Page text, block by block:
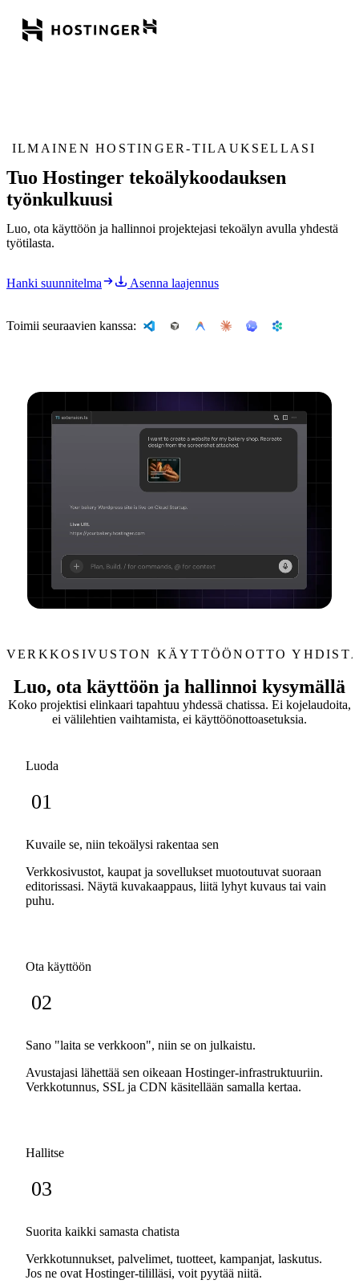
ILMAINEN HOSTINGER-TILAUKSELLASI
Tuo Hostinger tekoälykoodauksen
työnkulkuusi
Luo, ota käyttöön ja hallinnoi projektejasi tekoälyn avulla yhdestä
työtilasta.
Hanki suunnitelma Asenna laajennus
Toimii seuraavien kanssa:
VERKKOSIVUSTON KÄYTTÖÖNOTTO
Luo, ota käyttöön ja hallinnoi kysymällä
Koko projektisi elinkaari tapahtuu yhdessä chatissa. Ei kojelaudoita,
ei välilehtien vaihtamista, ei käyttöönottoasetuksia.
Luoda
01
Kuvaile se, niin tekoälysi rakentaa sen
Verkkosivustot, kaupat ja sovellukset muotoutuvat suoraan
editorissasi. Näytä kuvakaappaus, liitä lyhyt kuvaus tai vain
puhu.
Ota käyttöön
02
Sano "laita se verkkoon", niin se on julkaistu.
Avustajasi lähettää sen oikeaan Hostinger-infrastruktuuriin.
Verkkotunnus, SSL ja CDN käsitellään samalla kertaa.
Hallitse
03
Suorita kaikki samasta chatista
Verkkotunnukset, palvelimet, tuotteet, kampanjat, laskutus.
Jos ne ovat Hostinger-tililläsi, voit pyytää niitä.